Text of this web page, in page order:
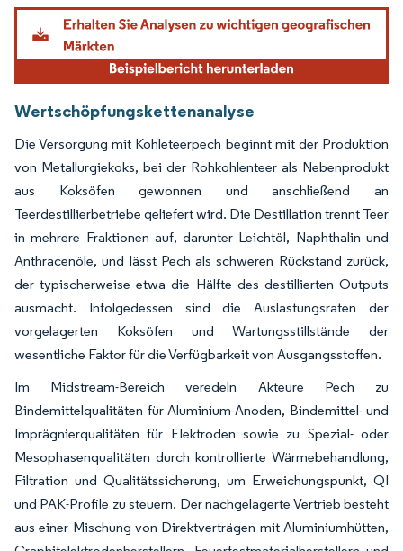
Bild © Mordor Intelligence. Wiederverwendung erfordert Namensnennung gemäß
Wertschöpfungskettenanalyse
Die Versorgung mit Kohleteerpech beginnt mit der Produktion
von Metallurgiekoks, bei der Rohkohlenteer als Nebenprodukt
aus Koksöfen gewonnen und anschließend an
Teerdestillierbetriebe geliefert wird. Die Destillation trennt Teer
in mehrere Fraktionen auf, darunter Leichtöl, Naphthalin und
Anthracenöle, und lässt Pech als schweren Rückstand zurück,
der typischerweise etwa die Hälfte des destillierten Outputs
ausmacht. Infolgedessen sind die Auslastungsraten der
vorgelagerten Koksöfen und Wartungsstillstände der
wesentliche Faktor für die Verfügbarkeit von Ausgangsstoffen.
Im Midstream-Bereich veredeln Akteure Pech zu
Bindemittelqualitäten für Aluminium-Anoden, Bindemittel- und
Imprägnierqualitäten für Elektroden sowie zu Spezial- oder
Mesophasenqualitäten durch kontrollierte Wärmebehandlung,
Filtration und Qualitätssicherung, um Erweichungspunkt, QI
und PAK-Profile zu steuern. Der nachgelagerte Vertrieb besteht
aus einer Mischung von Direktverträgen mit Aluminiumhütten,